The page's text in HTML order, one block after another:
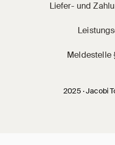
2025 · Jacobi
Liefer- und
Meldestelle